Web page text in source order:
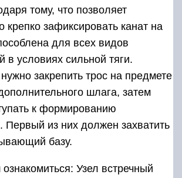
тому, что позволяет
крепко зафиксировать канат на
для всех видов
в условиях сильной тяги.
закрепить трос на предмете
шлага, затем
к формированию
Первый из них должен захватить
базу.
Узел встречный